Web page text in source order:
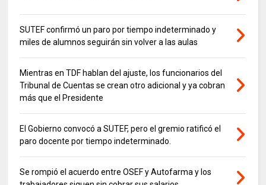
SUTEF confirmó un paro por tiempo indeterminado y
miles de alumnos seguirán sin volver a las aulas
Mientras en TDF hablan del ajuste, los funcionarios del
Tribunal de Cuentas se crean otro adicional y ya cobran
más que el Presidente
El Gobierno convocó a SUTEF, pero el gremio ratificó el
paro docente por tiempo indeterminado.
Se rompió el acuerdo entre OSEF y Autofarma y los